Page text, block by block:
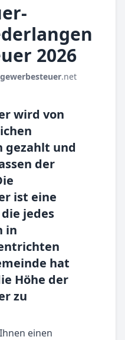
2026
gewerbesteuer.net
wird von
gezahlt und
der
ist eine
jedes
in
hat
Höhe der
zu
einen